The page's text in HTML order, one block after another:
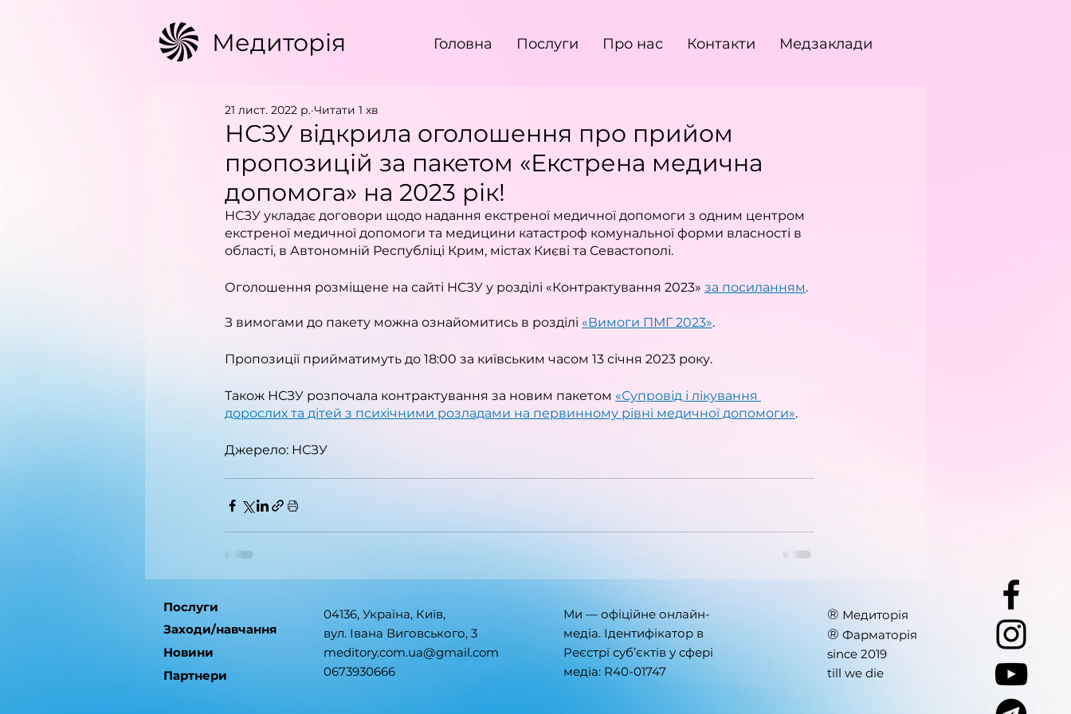
Медиторія Головна Послуги Про нас Контакти Медзаклади
НСЗУ відкрила оголошення про прийом
пропозицій за пакетом «Екстрена медична
допомога» на 2023 рік!
21 лист. 2022 р. Читати 1 хв
НСЗУ укладає договори щодо надання екстреної медичної допомоги з одним центром
екстреної медичної допомоги та медицини катастроф комунальної форми власності в
області, в Автономній Республіці Крим, містах Києві та Севастополі.
Оголошення розміщене на сайті НСЗУ у розділі «Контрактування 2023» за посиланням.
З вимогами до пакету можна ознайомитись в розділі «Вимоги ПМГ 2023».
Пропозиції прийматимуть до 18:00 за київським часом 13 січня 2023 року.
Також НСЗУ розпочала контрактування за новим пакетом «Супровід і лікування
дорослих та дітей з психічними розладами на первинному рівні медичної допомоги».
Джерело: НСЗУ
Послуги
Заходи/навчання
Новини
Партнери
04136, Україна, Київ,
вул. Івана Виговського, 3
meditory.com.ua@gmail.com
0673930666
Ми — офіційне онлайн-
медіа. Ідентифікатор в
Реєстрі суб’єктів у сфері
медіа: R40-01747
® Медиторія
® Фарматорія
since 2019
till we die